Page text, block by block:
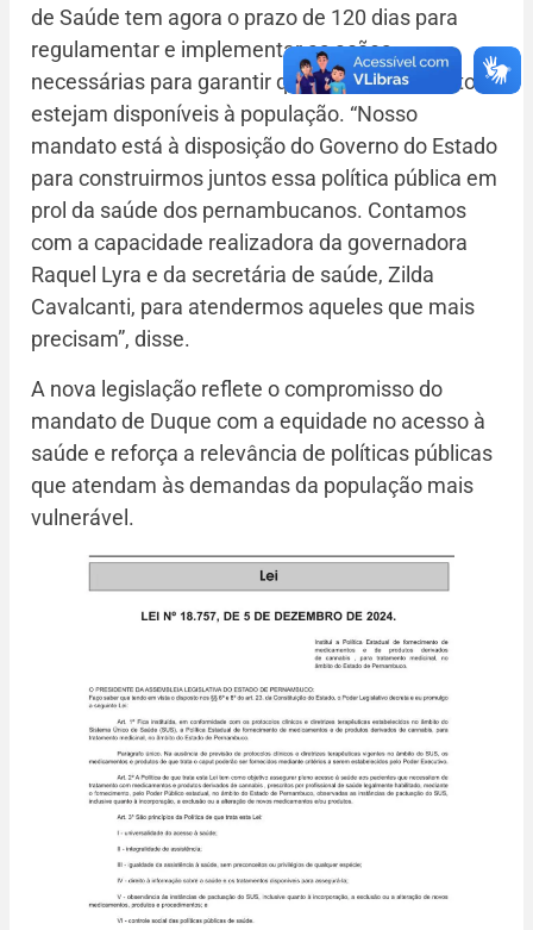
de Saúde tem agora o prazo de 120 dias para
regulamentar e implementar as ações
necessárias para garantir que os medicamentos
estejam disponíveis à população. “Nosso
mandato está à disposição do Governo do Estado
para construirmos juntos essa política pública em
prol da saúde dos pernambucanos. Contamos
com a capacidade realizadora da governadora
Raquel Lyra e da secretária de saúde, Zilda
Cavalcanti, para atendermos aqueles que mais
precisam”, disse.
A nova legislação reflete o compromisso do
mandato de Duque com a equidade no acesso à
saúde e reforça a relevância de políticas públicas
que atendam às demandas da população mais
vulnerável.